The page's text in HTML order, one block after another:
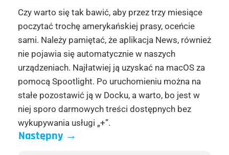
Czy warto się tak bawić, aby przez trzy miesiące
poczytać trochę amerykańskiej prasy, oceńcie
sami. Należy pamiętać, że aplikacja News, również
nie pojawia się automatycznie w naszych
urządzeniach. Najłatwiej ją uzyskać na macOS za
pomocą Spootlight. Po uruchomieniu można na
stałe pozostawić ją w Docku, a warto, bo jest w
niej sporo darmowych treści dostępnych bez
wykupywania usługi „+”.
Następny→